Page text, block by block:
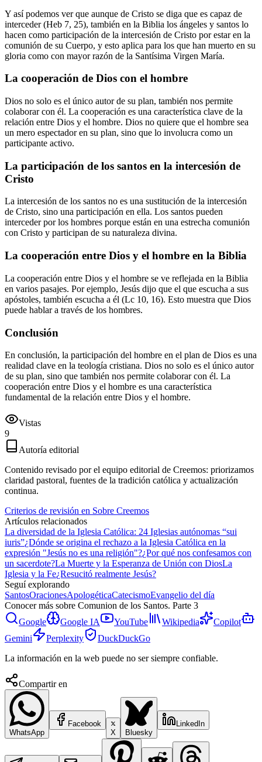
Y así podemos ver que aunque de Cristo se diga que es capaz de
interceder (Heb 7, 25), también en la Biblia los ángeles y santos lo
hacen como participación de la intercesión de Cristo por estar en la
comunión de su Cuerpo, y esto aplica para los que han muerto en su
gloria como con mayor razón de la Santísima Virgen María.
La cooperación de Dios con el hombre
Dios no solo es el único autor de su plan, también nos permite
colaborar con él. La cooperación es una característica clave de la
relación entre Dios y el hombre. Dios no quiere que el hombre sea
un mero espectador en su plan, sino que lo involucra como un
participante activo.
La participación de los santos en la intercesión de
Cristo
La intercesión de los santos no es una sustitución de la intercesión
de Cristo, sino una participación en ella. Los santos pueden
interceder por los hombres porque están en una estrecha comunión
con Cristo y participan de su naturaleza divina.
La cooperación entre Dios y el hombre en la Biblia
La cooperación entre Dios y el hombre se ve reflejada en la Biblia
en varios pasajes. Por ejemplo, Jesús dijo que el que escucha a sus
apóstoles, también escucha a él (Lc 10, 16). Esto muestra que Dios
puede hablar a través de los hombres.
Conclusión
En conclusión, la participación del hombre en el plan de Dios es una
realidad clave en la teología cristiana. Dios no solo es el único autor
de su plan, sino que también nos permite colaborar con él. La
cooperación entre Dios y el hombre es una característica
fundamental de la relación entre Dios y el hombre.
Vistas
9
Autoría editorial
Contenido revisado por el equipo editorial de Creemos: priorizamos
claridad pastoral, fuentes de la tradición católica y actualización
continua.
Criterios de revisión en Sobre Creemos
Artículos relacionados
La diversidad de la Iglesia Católica: 24 Iglesias autónomas “sui
iuris”¿Dónde se origina el rechazo a la Iglesia Católica en la
expresión "Jesús no es una religión"?¿Por qué nos confesamos con
un sacerdote?La Muerte y la Esperanza de Unión con DiosLa
Iglesia y la Fe¿Resucitó realmente Jesús?
Seguí explorando
SantosOracionesApologéticaCatecismoEvangelio del día
Conocer más sobre Comunion de los Santos. Parte 3
Google
Google IA YouTube Wikipedia
Copilot
Gemini
Perplexity
DuckDuckGo
La información en la web puede no ser siempre confiable.
Compartir en
WhatsApp
Facebook
X
Bluesky
LinkedIn